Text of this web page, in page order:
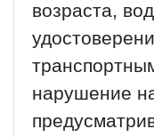
возраста,
нарушение